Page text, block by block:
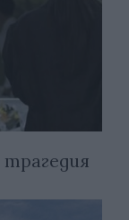
трагедия